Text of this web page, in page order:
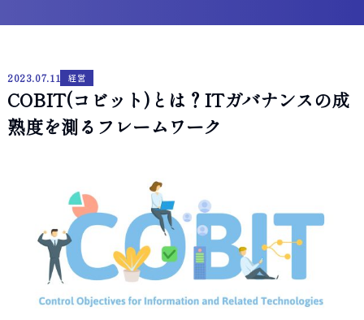
2023.07.11 経営
COBIT(コビット)とは？ITガバナンスの成
熟度を測るフレームワーク